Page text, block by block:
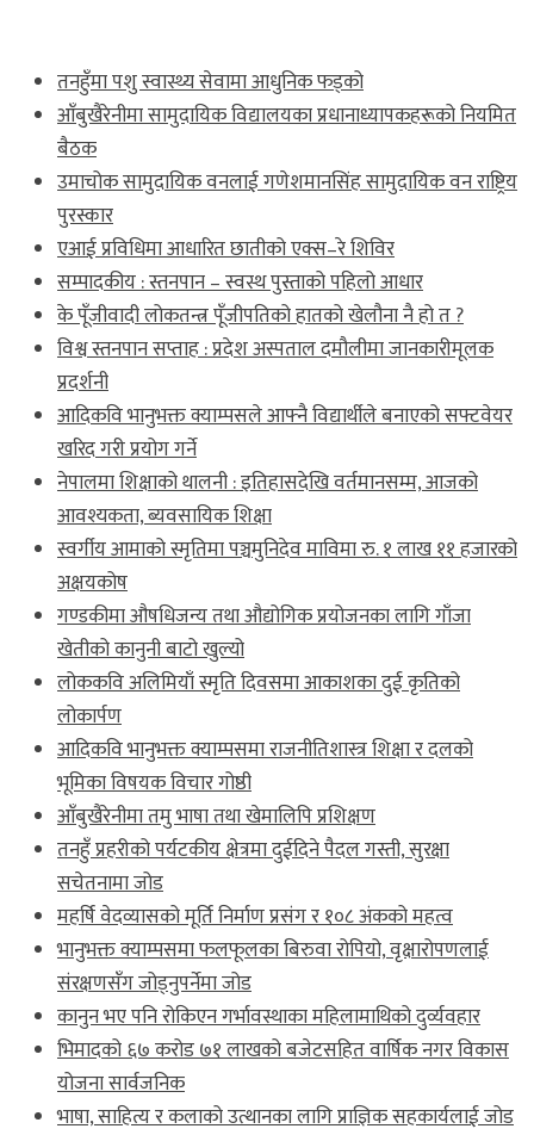
तनहुँमा पशु स्वास्थ्य सेवामा आधुनिक फड्को
आँबुखैरेनीमा सामुदायिक विद्यालयका प्रधानाध्यापकहरूको नियमित
बैठक
उमाचोक सामुदायिक वनलाई गणेशमानसिंह सामुदायिक वन राष्ट्रिय
पुरस्कार
एआई प्रविधिमा आधारित छातीको एक्स–रे शिविर
सम्पादकीय : स्तनपान – स्वस्थ पुस्ताको पहिलो आधार
के पूँजीवादी लोकतन्त्र पूँजीपतिको हातको खेलौना नै हो त ?
विश्व स्तनपान सप्ताह : प्रदेश अस्पताल दमौलीमा जानकारीमूलक
प्रदर्शनी
आदिकवि भानुभक्त क्याम्पसले आफ्नै विद्यार्थीले बनाएको सफ्टवेयर
खरिद गरी प्रयोग गर्ने
नेपालमा शिक्षाको थालनी : इतिहासदेखि वर्तमानसम्म, आजको
आवश्यकता, ब्यवसायिक शिक्षा
स्वर्गीय आमाको स्मृतिमा पञ्चमुनिदेव माविमा रु. १ लाख ११ हजारको
अक्षयकोष
गण्डकीमा औषधिजन्य तथा औद्योगिक प्रयोजनका लागि गाँजा
खेतीको कानुनी बाटो खुल्यो
लोककवि अलिमियाँ स्मृति दिवसमा आकाशका दुई कृतिको
लोकार्पण
आदिकवि भानुभक्त क्याम्पसमा राजनीतिशास्त्र शिक्षा र दलको
भूमिका विषयक विचार गोष्ठी
आँबुखैरेनीमा तमु भाषा तथा खेमालिपि प्रशिक्षण
तनहुँ प्रहरीको पर्यटकीय क्षेत्रमा दुईदिने पैदल गस्ती, सुरक्षा
सचेतनामा जोड
महर्षि वेदव्यासको मूर्ति निर्माण प्रसंग र १०८ अंकको महत्व
भानुभक्त क्याम्पसमा फलफूलका बिरुवा रोपियो, वृक्षारोपणलाई
संरक्षणसँग जोड्नुपर्नेमा जोड
कानुन भए पनि रोकिएन गर्भावस्थाका महिलामाथिको दुर्व्यवहार
भिमादको ६७ करोड ७१ लाखको बजेटसहित वार्षिक नगर विकास
योजना सार्वजनिक
भाषा, साहित्य र कलाको उत्थानका लागि प्राज्ञिक सहकार्यलाई जोड